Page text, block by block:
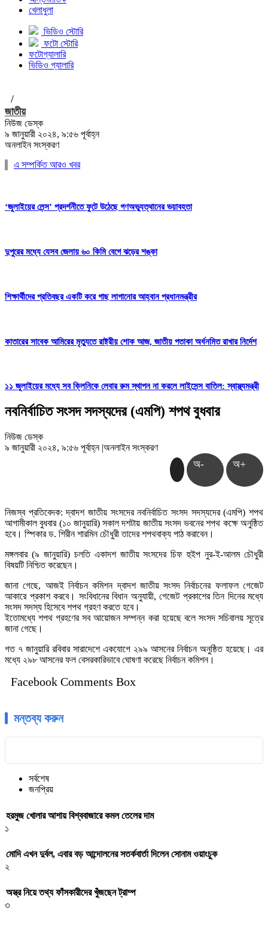
খেলাধুলা
ভিডিও স্টোরি
ফটো স্টোরি
ফটোগ্যালারি
ভিডিও গ্যালারি
/
জাতীয়
নিউজ ডেস্ক
৯ জানুয়ারী ২০২৪, ৯:৫৬ পূর্বাহ্ন
অনলাইন সংস্করণ
এ সম্পর্কিত আরও খবর
‘জুলাইয়ের লেন্স’ প্রদর্শনীতে ফুটে উঠেছে গণঅভ্যুত্থানের ভয়াবহতা
দুপুরের মধ্যে যেসব জেলায় ৬০ কিমি বেগে ঝড়ের শঙ্কা
শিক্ষার্থীদের প্রতিবছর একটি করে গাছ লাগানোর আহ্বান প্রধানমন্ত্রীর
কাতারের সাবেক আমিরের মৃত্যুতে রাষ্ট্রীয় শোক আজ, জাতীয় পতাকা অর্ধনমিত রাখার নির্দেশ
১১ জুলাইয়ের মধ্যে সব ক্লিনিকে লেবার রুম স্থাপন না করলে লাইসেন্স বাতিল: স্বাস্থ্যমন্ত্রী
নবনির্বাচিত সংসদ সদস্যদের (এমপি) শপথ বুধবার
নিউজ ডেস্ক
৯ জানুয়ারী ২০২৪, ৯:৫৬ পূর্বাহ্ন |অনলাইন সংস্করণ
অ- অ+
নিজস্ব প্রতিবেদক: দ্বাদশ জাতীয় সংসদের নবনির্বাচিত সংসদ সদস্যদের (এমপি) শপথ
আগামীকাল বুধবার (১০ জানুয়ারি) সকাল দশটায় জাতীয় সংসদ ভবনের শপথ কক্ষে অনুষ্ঠিত
হবে। স্পিকার ড. শিরীন শারমিন চৌধুরী তাদের শপথবাক্য পাঠ করাবেন।
মঙ্গলবার (৯ জানুয়ারি) চলতি একাদশ জাতীয় সংসদের চিফ হুইপ নুর-ই-আলম চৌধুরী
বিষয়টি নিশ্চিত করেছেন।
জানা গেছে, আজই নির্বাচন কমিশন দ্বাদশ জাতীয় সংসদ নির্বাচনের ফলাফল গেজেট
আকারে প্রকাশ করবে। সংবিধানের বিধান অনুযায়ী, গেজেট প্রকাশের তিন দিনের মধ্যে
সংসদ সদস্য হিসেবে শপথ গ্রহণ করতে হবে।
ইতোমধ্যে শপথ গ্রহণের সব আয়োজন সম্পন্ন করা হয়েছে বলে সংসদ সচিবালয় সূত্রে
জানা গেছে।
গত ৭ জানুয়ারি রবিবার সারাদেশে একযোগে ২৯৯ আসনের নির্বাচন অনুষ্ঠিত হয়েছে। এর
মধ্যে ২৯৮ আসনের ফল বেসরকারিভাবে ঘোষণা করেছে নির্বাচন কমিশন।
Facebook Comments Box
মন্তব্য করুন
সর্বশেষ
জনপ্রিয়
হরমুজ খোলার আশায় বিশ্ববাজারে কমল তেলের দাম
১
মোদি এখন দুর্বল, এবার বড় আন্দোলনের সতর্কবার্তা দিলেন সোনাম ওয়াংচুক
২
অস্ত্র নিয়ে তথ্য ফাঁসকারীদের খুঁজছেন ট্রাম্প
৩